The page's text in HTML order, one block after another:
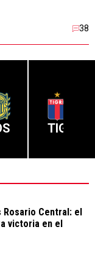
38
TIG
Rosario Central: el
victoria en el